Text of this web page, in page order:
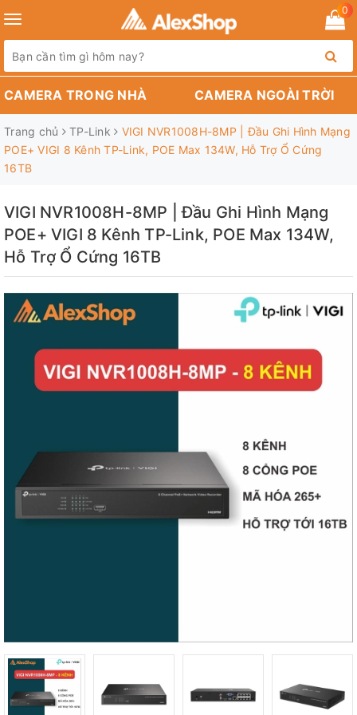
Toggle
navigation
0
CAMERA TRONG NHÀ CAMERA NGOÀI TRỜI
Trang chủ TP-Link
VIGI NVR1008H-8MP | Đầu Ghi Hình Mạng
POE+ VIGI 8 Kênh TP-Link, POE Max 134W, Hỗ Trợ Ổ Cứng
16TB
VIGI NVR1008H-8MP | Đầu Ghi Hình Mạng
POE+ VIGI 8 Kênh TP-Link, POE Max 134W,
Hỗ Trợ Ổ Cứng 16TB